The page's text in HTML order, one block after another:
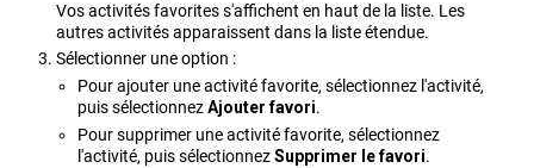
Vos activités favorites s'affichent en haut de la liste. Les
autres activités apparaissent dans la liste étendue.
Sélectionner une option :
Pour ajouter une activité favorite, sélectionnez l'activité,
puis sélectionnezAjouter favori.
Pour supprimer une activité favorite, sélectionnez
l'activité, puis sélectionnezSupprimer le favori.